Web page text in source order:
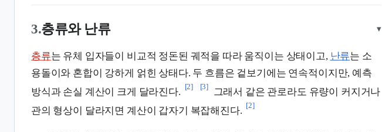
3.층류와 난류 ▾
층류는 유체 입자들이 비교적 정돈된 궤적을 따라 움직이는 상태이고, 난류는 소
용돌이와 혼합이 강하게 얽힌 상태다. 두 흐름은 겉보기에는 연속적이지만, 예측
방식과 손실 계산이 크게 달라진다.
[2] [3]
그래서 같은 관로라도 유량이 커지거나
관의 형상이 달라지면 계산이 갑자기 복잡해진다.
[2]